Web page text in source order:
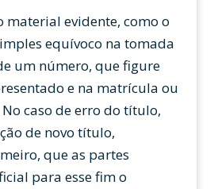
material evidente, como o
equívoco na tomada
um número, que figure
e na matrícula ou
caso de erro do título,
de novo título,
que as partes
para esse fim o